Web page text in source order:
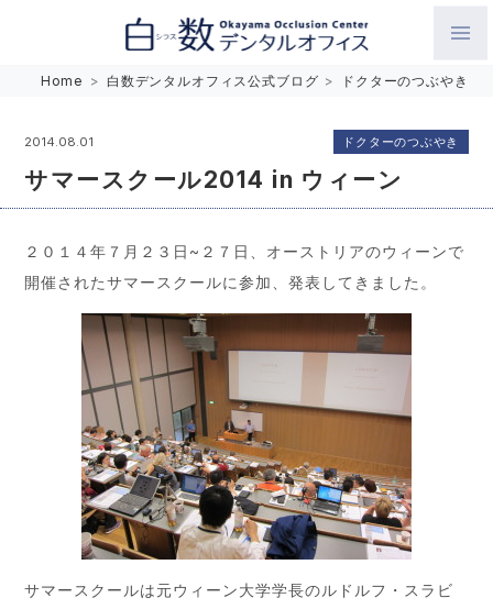
Home > 白数デンタルオフィス公式ブログ > ドクターのつぶやき
2014.08.01
サマースクール2014 in ウィーン
ドクターのつぶやき
２０１４年７月２３日~２７日、オーストリアのウィーンで
開催されたサマースクールに参加、発表してきました。
サマースクールは元ウィーン大学学長のルドルフ・スラビ